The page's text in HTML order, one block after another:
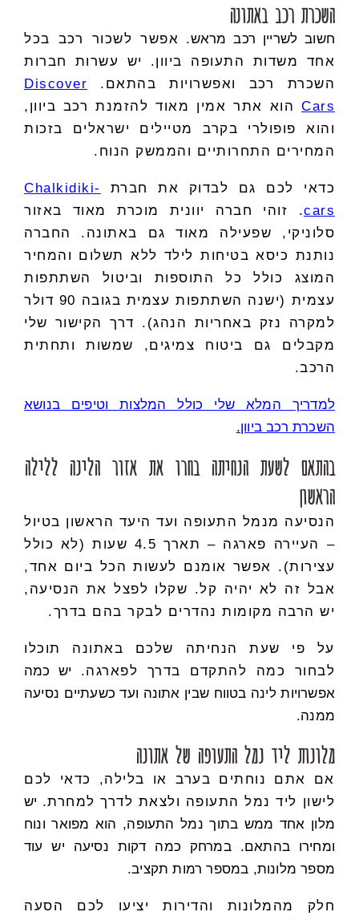
השכרת רכב באתונה
חשוב לשריין רכב מראש. אפשר לשכור רכב בכל
אחד משדות התעופה ביוון. יש עשרות חברות
השכרת רכב ואפשרויות בהתאם. Discover
Cars הוא אתר אמין מאוד להזמנת רכב ביוון,
והוא פופולרי בקרב מטיילים ישראלים בזכות
המחירים התחרותיים והממשק הנוח.
כדאי לכם גם לבדוק את חברת
Chalkidiki-
cars. זוהי חברה יוונית מוכרת מאוד באזור
סלוניקי, שפעילה מאוד גם באתונה. החברה
נותנת כיסא בטיחות לילד ללא תשלום והמחיר
המוצג כולל כל התוספות וביטול השתתפות
עצמית (ישנה השתתפות עצמית בגובה 90 דולר
למקרה נזק באחריות הנהג). דרך הקישור שלי
מקבלים גם ביטוח צמיגים, שמשות ותחתית
הרכב.
למדריך המלא שלי כולל המלצות וטיפים בנושא
השכרת רכב ביוון.
בהתאם לשעת הנחיתה בחרו את אזור הלינה ללילה
הראשון
הנסיעה מנמל התעופה ועד היעד הראשון בטיול
– העיירה פארגה – תארך 4.5 שעות (לא כולל
עצירות). אפשר אומנם לעשות הכל ביום אחד,
אבל זה לא יהיה קל. שקלו לפצל את הנסיעה,
יש הרבה מקומות נהדרים לבקר בהם בדרך.
על פי שעת הנחיתה שלכם באתונה תוכלו
לבחור כמה להתקדם בדרך לפארגה. יש כמה
אפשרויות לינה בטווח שבין אתונה ועד כשעתיים נסיעה
ממנה.
מלונות ליד נמל התעופה של אתונה
אם אתם נוחתים בערב או בלילה, כדאי לכם
לישון ליד נמל התעופה ולצאת לדרך למחרת. יש
מלון אחד ממש בתוך נמל התעופה, הוא מפואר ונוח
ומחירו בהתאם. במרחק כמה דקות נסיעה יש עוד
מספר מלונות, במספר רמות תקציב.
חלק מהמלונות והדירות יציעו לכם הסעה